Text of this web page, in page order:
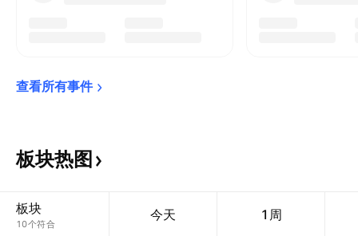
查看所有事件
板块热图
板块
10个符合
今天 1周